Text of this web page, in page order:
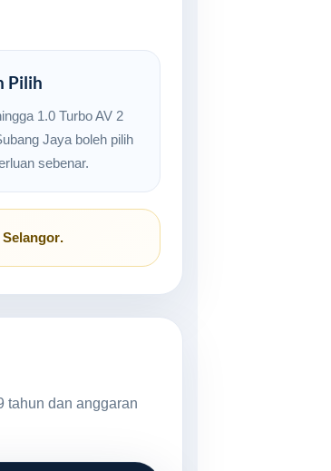
Pilih
1.0 Turbo AV 2
Jaya boleh pilih
sebenar.
Selangor.
tahun dan anggaran